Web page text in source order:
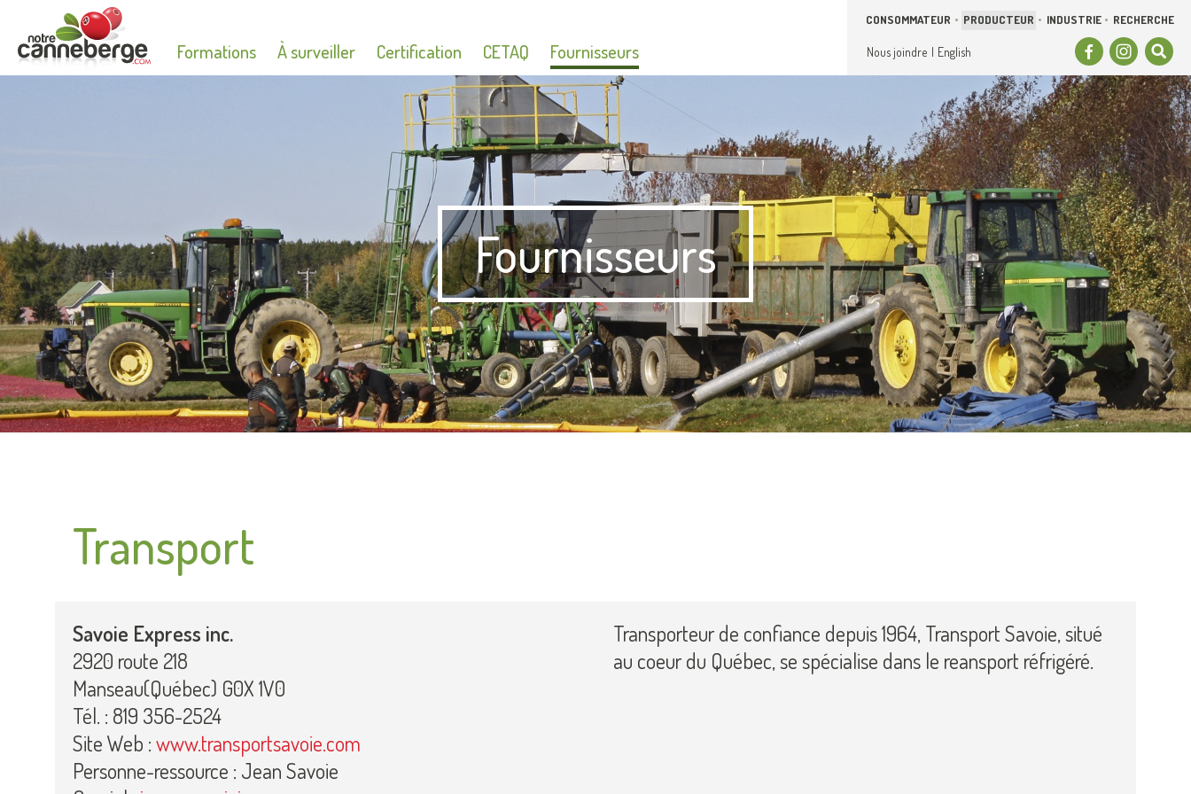
Formations À surveiller Certification CETAQ Fournisseurs
CONSOMMATEUR PRODUCTEUR INDUSTRIE RECHERCHE
Nous joindre English
sur
:
Fournisseurs
Transport
Savoie Express inc.
2920 route 218
Manseau(Québec) G0X 1V0
Tél. : 819 356-2524
Site Web :www.transportsavoie.com
Personne-ressource : Jean Savoie
Transporteur de confiance depuis 1964, Transport Savoie, situé
au coeur du Québec, se spécialise dans le reansport réfrigéré.